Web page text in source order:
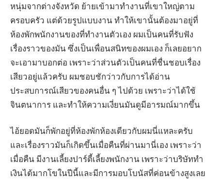
หนุ่มจากต่างจังหวัด ย้ายเข้ามาทำงานที่เขาใหญ่ตาม
ครอบครัว แต่ด้วยรูปแบบงาน ทำให้เขานั้นต้องมาอยู่ที่
ห้องพักพนักงานของที่ทำงานตัวเอง ผมเป็นคนที่รับฟัง
เรื่องราวของมัน ซึ่งเป็นเพื่อนสนิทของผมเอง ก็เลยอยาก
จะเอามาบอกต่อ เพราะว่าส่วนตัวเป็นคนที่ชื่นชอบเรื่อง
เสียวอยู่แล้วครับ ผมชอบชักว่าวกับการได้อ่าน
ประสบการณ์เสียวของคนอื่น ๆ ไปด้วย เพราะว่าได้ใช้
จินตนาการ และทำให้ความเงี่ยนมันดูมีอารมณ์มากขึ้น
ไอ้ยอดมันก็พักอยู่ที่ห้องพักห้องเดียวกับผมนี่แหละครับ
และเรื่องราวมันก็เกิดขึ้นเมื่อคืนที่ผ่านมานี่เอง เพราะว่า
เมื่อคืน มีงานเลี้ยงปาร์ตี้เลี้ยงพนักงาน เพราะว่าบริษัททำ
เงินได้มากโขในปีนี้และมีการมอบโบนัสที่ค่อนข้างสูงเลย